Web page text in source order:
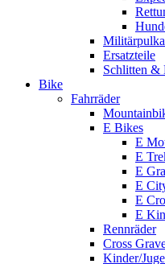
Ersatzteile
Schlitten &
Bike
Fahrräder
E Bikes
E
E
E
E
E
E
Rennräder
Cross
Kinder/